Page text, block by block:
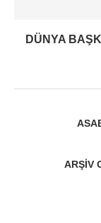
DÜNYA
ARŞIV